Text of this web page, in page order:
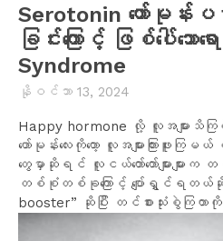
Serotonin ဟော်မုန်းပ
ခြင်းကြောင့် ဖြစ်ပေါ်သေ
Syndrome
နိုဝင်ဘာ 13, 2024
Happy hormone လို့ လူအများသိက
ဟော်မုန်းလေးကိုတော့ လူအများကြားဖူး
တွေမှာဆိုရင် လူငယ်တော်တော်များများက
တစ်စုံတစ်ခုကြောင့် ပျော်ရွှင်ရတယ်ဆို
booster” ဆိုပြီး တင်စားသုံးစွဲကြတာကိုလည်း